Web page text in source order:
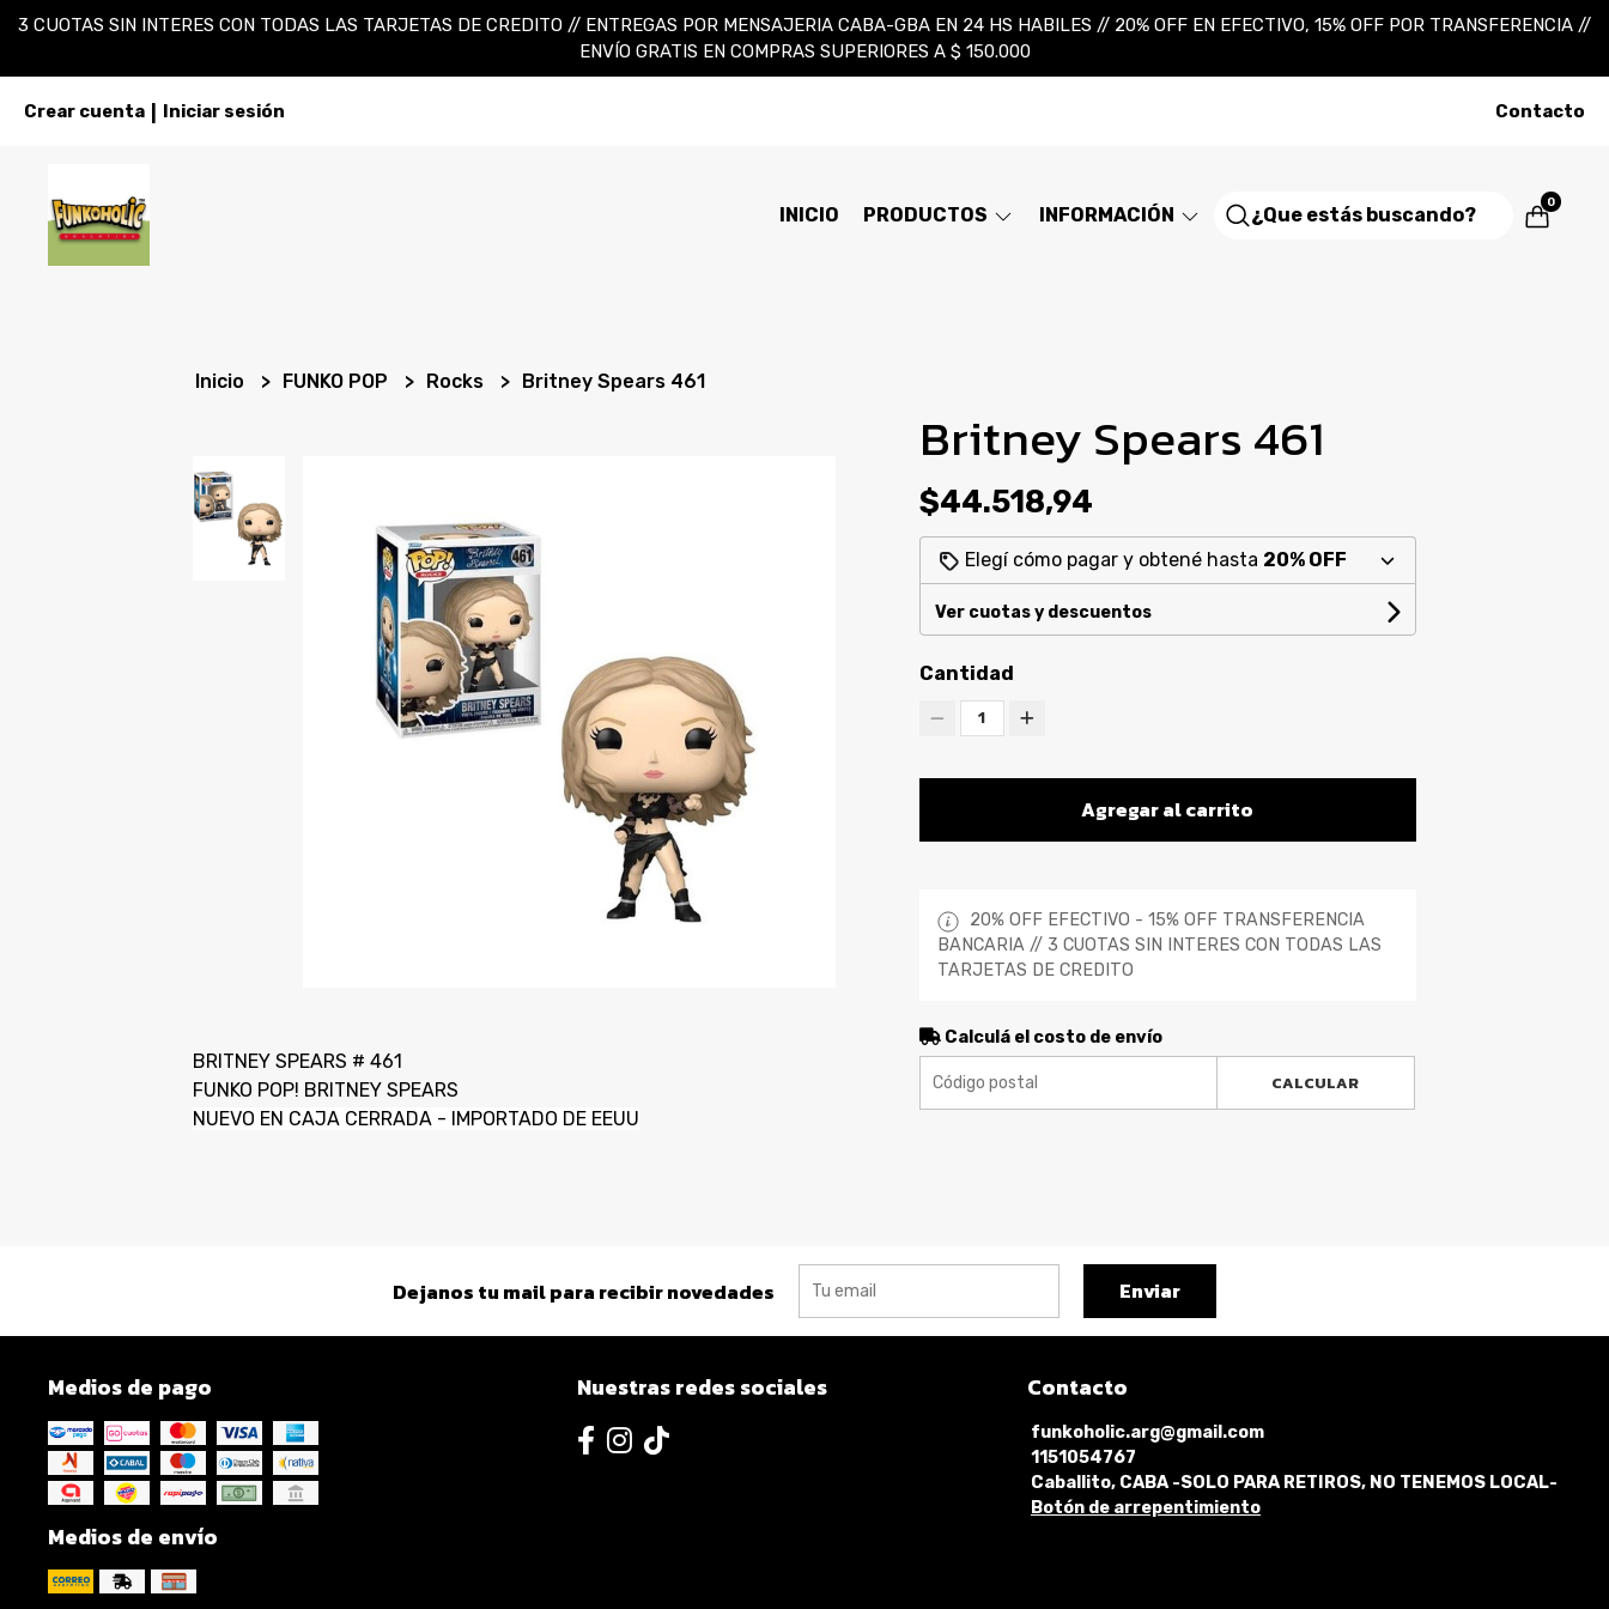
3 CUOTAS SIN INTERES CON TODAS LAS TARJETAS DE CREDITO // ENTREGAS POR MENSAJERIA CABA-GBA EN 24 HS HABILES // 20% OFF EN EFECTIVO, 15% OFF POR TRANSFERENCIA //
ENVÍO GRATIS EN COMPRAS SUPERIORES A $ 150.000
Crear cuenta Iniciar sesión Contacto
INICIO PRODUCTOS INFORMACIÓN
0
Inicio FUNKO POP Rocks Britney Spears 461
BRITNEY SPEARS # 461
FUNKO POP! BRITNEY SPEARS
NUEVO EN CAJA CERRADA - IMPORTADO DE EEUU
Britney Spears 461
$44.518,94
Elegí cómo pagar y obtené hasta 20% OFF
Ver cuotas y descuentos
Cantidad
1
Agregar al carrito
20% OFF EFECTIVO - 15% OFF TRANSFERENCIA
BANCARIA // 3 CUOTAS SIN INTERES CON TODAS LAS
TARJETAS DE CREDITO
Calculá el costo de envío
CALCULAR
Dejanos tu mail para recibir novedades Enviar
Medios de pago
Medios de envío
Nuestras redes sociales Contacto
funkoholic.arg@gmail.com
1151054767
Caballito, CABA -SOLO PARA RETIROS, NO TENEMOS LOCAL-
Botón de arrepentimiento